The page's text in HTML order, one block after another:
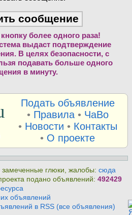
более одного раза!
выдаст подтверждение
В целях безопасности, с
подавать больше одного
в минуту.
Подать объявление
• Правила• ЧаВо
• Новости • Контакты
• О проекте
глюки, жалобы:сюда
подано объявлений:492429
объявлений
в RSS (все объявления)